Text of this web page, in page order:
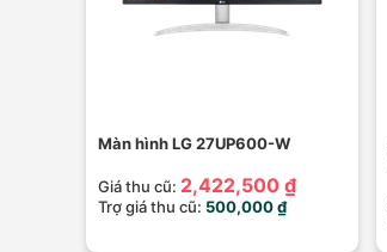
Màn hình LG 27UP600-W
Giá thu cũ: 2,422,500 ₫
Trợ giá thu cũ: 500,000 ₫